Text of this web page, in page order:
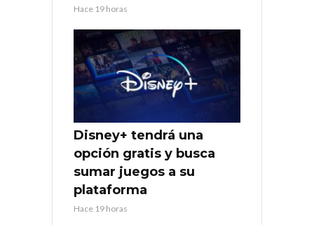
Hace 19 horas
Disney+ tendrá una
opción gratis y busca
sumar juegos a su
plataforma
Hace 19 horas